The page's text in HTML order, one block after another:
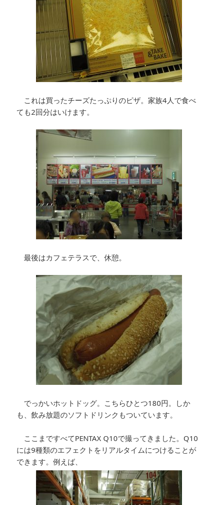
これは買ったチーズたっぷりのピザ。家族4人で食べ
ても2回分はいけます。
最後はカフェテラスで、休憩。
でっかいホットドッグ。こちらひとつ180円。しか
も、飲み放題のソフトドリンクもついています。
ここまですべてPENTAX Q10で撮ってきました。Q10
には9種類のエフェクトをリアルタイムにつけることが
できます。例えば、